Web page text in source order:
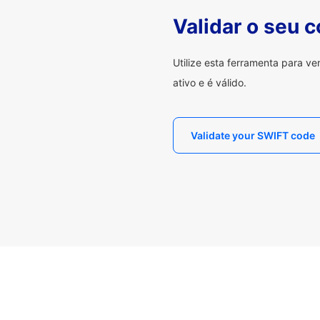
Validar o seu
Utilize esta ferramenta para
ativo e é válido.
Validate your SWIFT code